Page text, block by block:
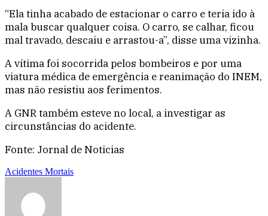
“Ela tinha acabado de estacionar o carro e teria ido à
mala buscar qualquer coisa. O carro, se calhar, ficou
mal travado, descaiu e arrastou-a”, disse uma vizinha.
A vítima foi socorrida pelos bombeiros e por uma
viatura médica de emergência e reanimação do INEM,
mas não resistiu aos ferimentos.
A GNR também esteve no local, a investigar as
circunstâncias do acidente.
Fonte: Jornal de Noticias
Acidentes Mortais